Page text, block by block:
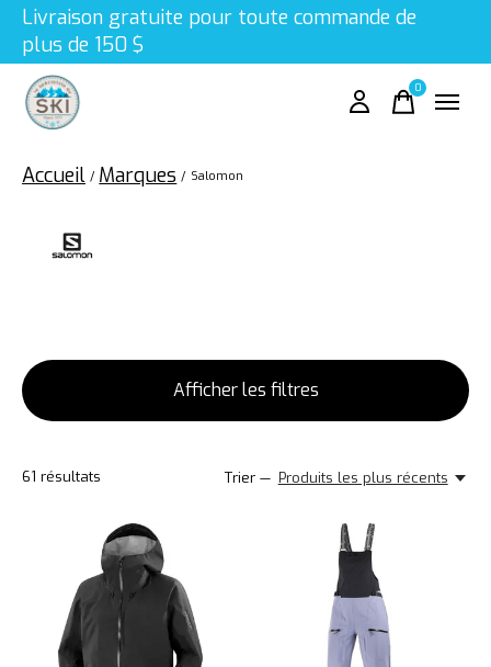
Livraison gratuite pour toute commande de
plus de 150 $
0items
Accueil / Marques / Salomon
Salomon
Afficher les filtres
61 résultats Trier — Produits les plus récents